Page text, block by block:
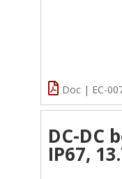
Doc | EC-
DC-DC
IP67,